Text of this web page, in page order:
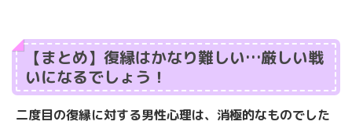
【まとめ】復縁はかなり難しい…厳しい戦
いになるでしょう！
二度目の復縁に対する男性心理は、消極的なものでした